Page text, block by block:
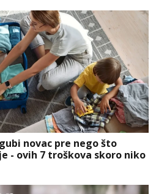
novac pre nego što
- ovih 7 troškova skoro niko